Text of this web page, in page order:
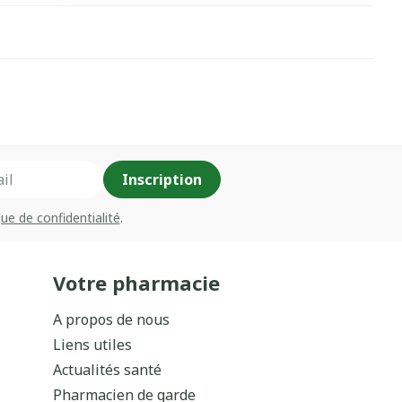
Inscription
de confidentialité.
Votre pharmacie
A propos de nous
Liens utiles
Actualités santé
Pharmacien de garde